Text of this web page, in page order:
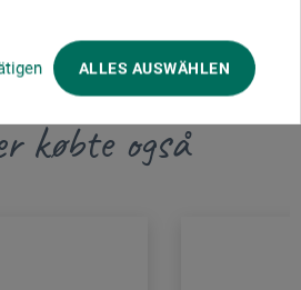
ALLES AUSWÄHLEN
købte også